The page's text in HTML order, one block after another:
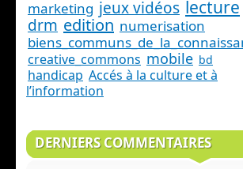
marketing jeux vidéos lecture
drm edition numerisation
creative_commons mobile bd
handicap Accés à la culture et à
l’information
DERNIERS COMMENTAIRES